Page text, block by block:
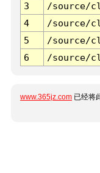
3 /source/
4
/source/
5
/source/
6
/source/
www.365jz.com 已经将